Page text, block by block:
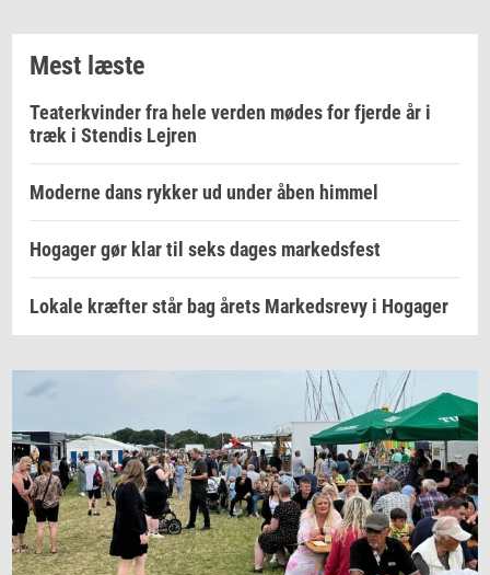
Mest læste
Teaterkvinder fra hele verden mødes for fjerde år i
træk i Stendis Lejren
Moderne dans rykker ud under åben himmel
Hogager gør klar til seks dages markedsfest
Lokale kræfter står bag årets Markedsrevy i Hogager